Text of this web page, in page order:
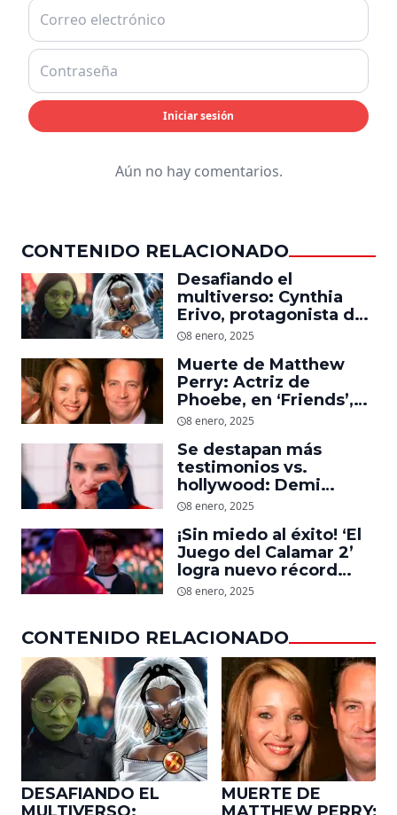
Iniciar sesión
Aún no hay comentarios.
CONTENIDO RELACIONADO
Desafiando el
multiverso: Cynthia
Erivo, protagonista de
‘Wicked’, quiere ser
8 enero, 2025
Muerte de Matthew
Perry: Actriz de
Phoebe, en ‘Friends’,
descubre un emotivo
dejó
8 enero, 2025
Se destapan más
testimonios vs.
hollywood: Demi
Moore, protagonista de
daño que le hizo la
industria a su cuerpo
8 enero, 2025
¡Sin miedo al éxito! ‘El
Juego del Calamar 2’
logra nuevo récord
mundial en tan solo 11
8 enero, 2025
CONTENIDO RELACIONADO
DESAFIANDO EL
MUERTE DE